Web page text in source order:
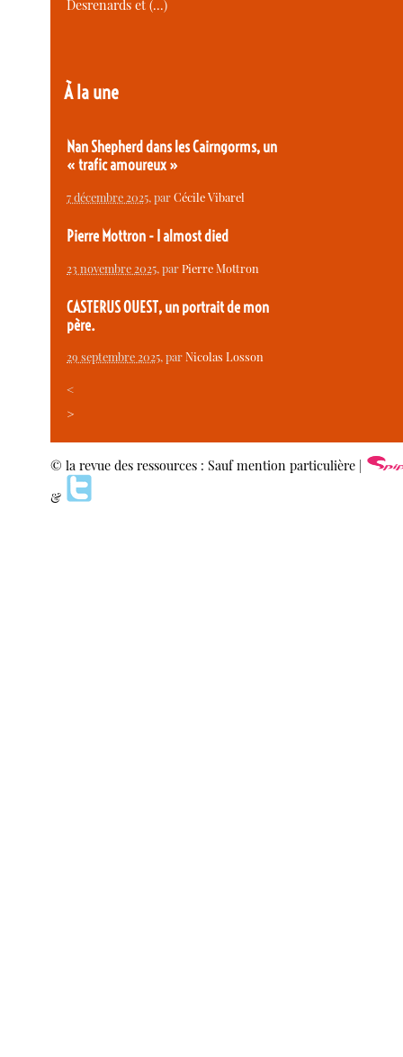
Desrenards et (…)
À la une
Nan Shepherd dans les Cairngorms, un
« trafic amoureux »
7 décembre 2025, parCécile Vibarel
Pierre Mottron - I almost died
23 novembre 2025, parPierre Mottron
CASTERUS OUEST, un portrait de mon
père.
29 septembre 2025, parNicolas Losson
<
>
© la revue des ressources : Sauf mention particulière |
&